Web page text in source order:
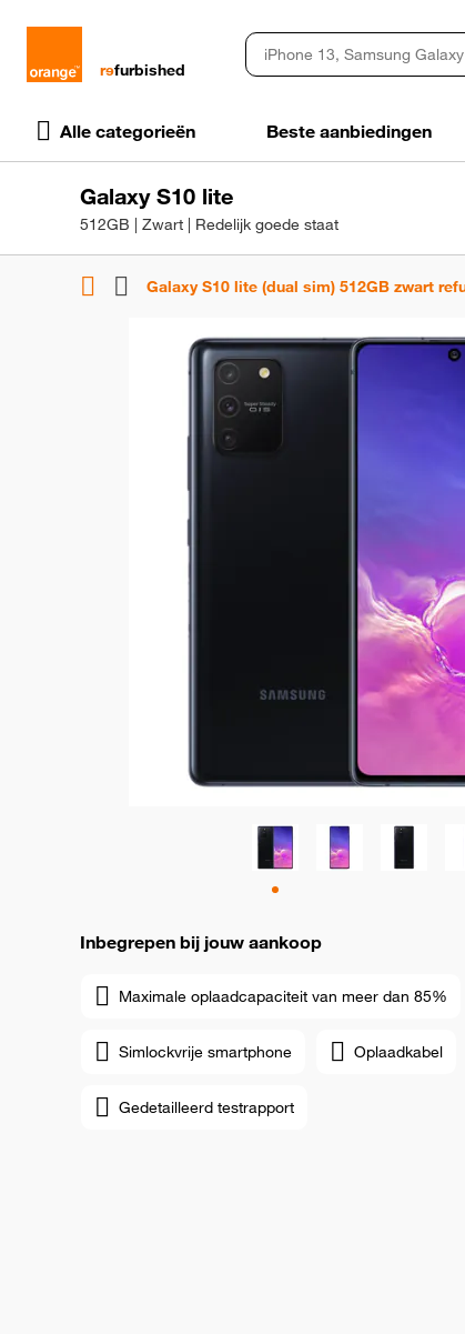
rɘfurbished
Alle categorieën Beste aanbiedingen
Galaxy S10 lite
512GB | Zwart | Redelijk goede staat
Galaxy S10 lite (dual sim) 512GB zwart
Inbegrepen bij jouw aankoop
Maximale oplaadcapaciteit van meer dan 85%
Simlockvrije smartphone Oplaadkabel
Gedetailleerd testrapport